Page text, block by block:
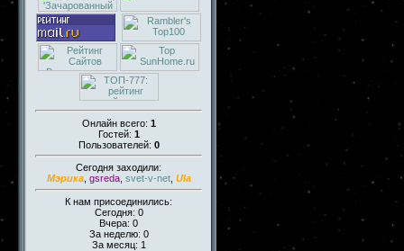
Онлайн всего: 1
Гостей: 1
Пользователей: 0
Сегодня заходили:
Мэрика, gsreda, svet-v-net, Ula
К нам присоединились:
Сегодня: 0
Вчера: 0
За неделю: 0
За месяц: 1